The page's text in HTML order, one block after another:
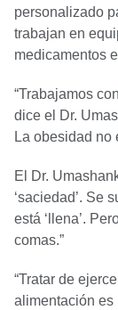
personalizado
trabajan en
medicamentos
“Trabajamos
dice el Dr.
La obesidad no
El Dr.
‘saciedad’. Se
está ‘llena’.
comas.”
“Tratar de
alimentación es